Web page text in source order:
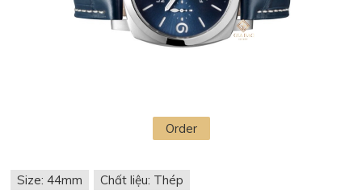
Order
Size: 44mm Chất liệu: Thép